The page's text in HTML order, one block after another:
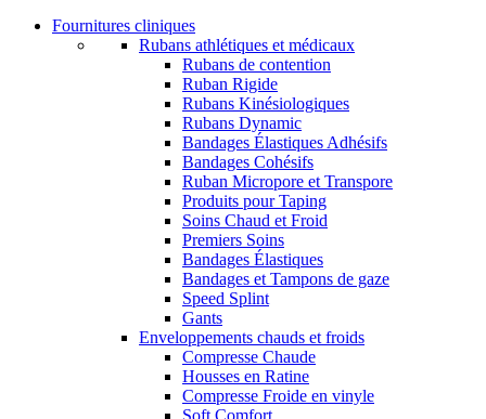
Fournitures cliniques
Rubans athlétiques et médicaux
Rubans de contention
Ruban Rigide
Rubans Kinésiologiques
Rubans Dynamic
Bandages Élastiques Adhésifs
Bandages Cohésifs
Ruban Micropore et Transpore
Produits pour Taping
Soins Chaud et Froid
Premiers Soins
Bandages Élastiques
Bandages et Tampons de gaze
Speed Splint
Gants
Enveloppements chauds et froids
Compresse Chaude
Housses en Ratine
Compresse Froide en vinyle